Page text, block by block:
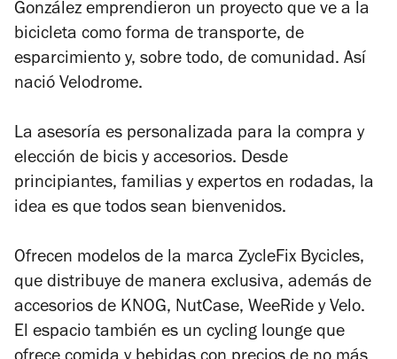
González emprendieron un proyecto que ve a la
bicicleta como forma de transporte, de
esparcimiento y, sobre todo, de comunidad. Así
nació Velodrome.
La asesoría es personalizada para la compra y
elección de bicis y accesorios. Desde
principiantes, familias y expertos en rodadas, la
idea es que todos sean bienvenidos.
Ofrecen modelos de la marca ZycleFix Bycicles,
que distribuye de manera exclusiva, además de
accesorios de KNOG, NutCase, WeeRide y Velo.
El espacio también es un cycling lounge que